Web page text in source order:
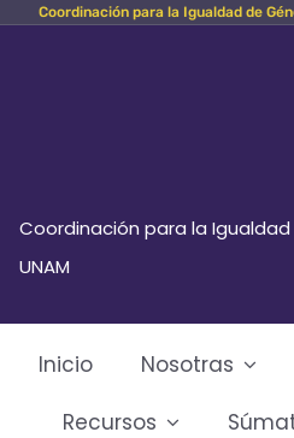
Skip Coordinación para la Igualdad de
Coordinación para la
UNAM
Inicio Nosotras
Recursos